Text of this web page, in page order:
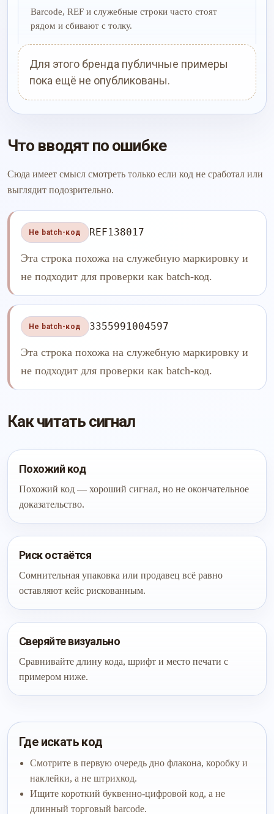
Barcode, REF и служебные строки часто стоят
рядом и сбивают с толку.
Для этого бренда публичные примеры
пока ещё не опубликованы.
Что вводят по ошибке
Сюда имеет смысл смотреть только если код не сработал или
выглядит подозрительно.
Не batch-код REF138017
Эта строка похожа на служебную маркировку и
не подходит для проверки как batch-код.
Не batch-код 3355991004597
Эта строка похожа на служебную маркировку и
не подходит для проверки как batch-код.
Как читать сигнал
Похожий код
Похожий код — хороший сигнал, но не окончательное
доказательство.
Риск остаётся
Сомнительная упаковка или продавец всё равно
оставляют кейс рискованным.
Сверяйте визуально
Сравнивайте длину кода, шрифт и место печати с
примером ниже.
Где искать код
Смотрите в первую очередь дно флакона, коробку и
наклейки, а не штрихкод.
Ищите короткий буквенно-цифровой код, а не
длинный торговый barcode.